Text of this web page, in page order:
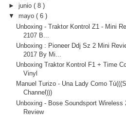
► junio ( 8 )
▼ mayo ( 6 )
Unboxing - Traktor Kontrol Z1 - Mini
2107 B...
Unboxing : Pioneer Ddj Sz 2 Mini
2017 By Mi...
Unboxing Traktor Kontrol F1 + Time
Vinyl
Manuel Turizo - Una Lady Como
Channel)))
Unboxing - Bose Soundsport Wireless
Review